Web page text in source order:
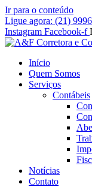
Ir para o conteúdo
Ligue agora: (21)
Instagram Facebook-f
Início
Quem Somos
Serviços
Contábeis
Notícias
Contato